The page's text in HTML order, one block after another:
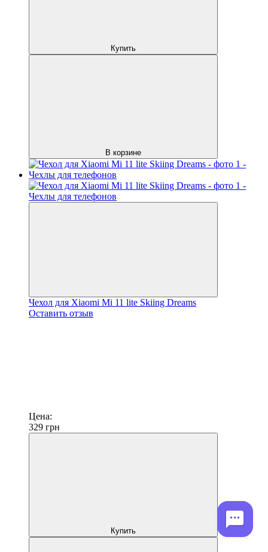
Купить
В корзине
Чехол для Xiaomi Mi 11 lite Skiing Dreams
Оставить отзыв
Цена:
329 грн
Купить